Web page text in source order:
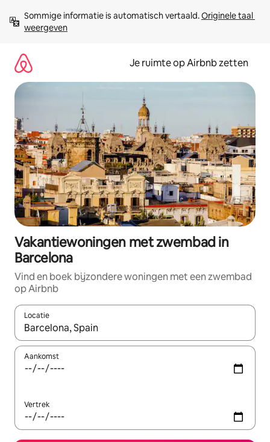
direct
naar
Sommige informatie is automatisch vertaald. Originele taal
weergeven
Je ruimte op Airbnb zetten
Vakantiewoningen met zwembad in
Barcelona
Vind en boek bijzondere woningen met een zwembad
op Airbnb
Locatie
Wanneer er suggesties beschikbaar zijn, maak je een keuze
Aankomst
Vertrek